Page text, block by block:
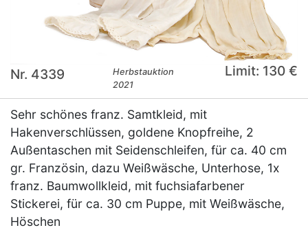
Nr. 4339
Herbstauktion
2021
Limit: 130 €
Sehr schönes franz. Samtkleid, mit
Hakenverschlüssen, goldene Knopfreihe, 2
Außentaschen mit Seidenschleifen, für ca. 40 cm
gr. Französin, dazu Weißwäsche, Unterhose, 1x
franz. Baumwollkleid, mit fuchsiafarbener
Stickerei, für ca. 30 cm Puppe, mit Weißwäsche,
Höschen